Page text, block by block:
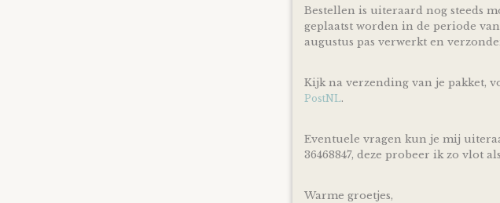
Je kunt je
Assen.
Of je laat je
Uiteraard is
mogelijk! En voor
aan de ouders (to
en zorg ik ervoor
*Producten, op
verzonden! De dag
PostNL. Kijk voor
PostNL.
Bestellen is uiteraard nog steeds
geplaatst worden in de periode
augustus pas verwerkt en
Kijk na verzending van je pakket,
PostNL.
Eventuele vragen kun je mij
36468847, deze probeer ik zo vlot
Warme groetjes,